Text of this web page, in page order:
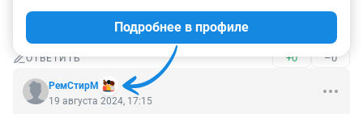
Чем бы дитя не тешилось...
ОТВЕТИТЬ +0 –0
РемСтирМ
Подробнее в профиле
19 августа 2024, 17:15